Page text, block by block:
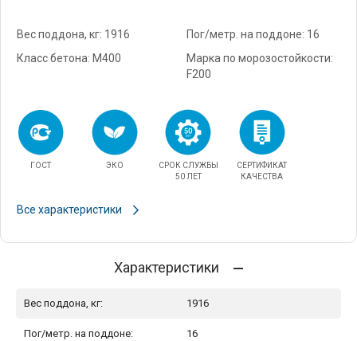
Вес поддона, кг: 1916
Пог/метр. на поддоне: 16
Класс бетона: М400
Марка по морозостойкости:
F200
ГОСТ ЭКО
СРОК СЛУЖБЫ
50 ЛЕТ
СЕРТИФИКАТ
КАЧЕСТВА
Все характеристики
Характеристики
Вес поддона, кг: 1916
Пог/метр. на поддоне: 16